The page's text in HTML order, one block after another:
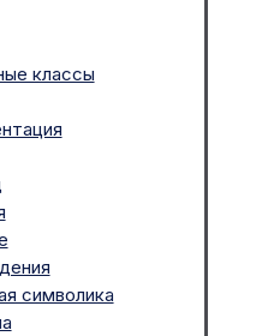
классы
символика